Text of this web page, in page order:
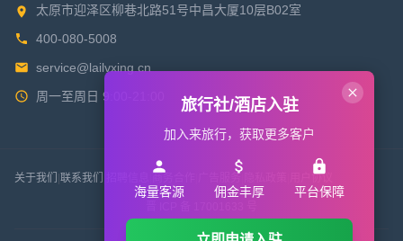
太原市迎泽区柳巷北路51号中昌大厦10层B02室
400-080-5008
service@lailvxing.cn
周一至周日 9:00-21:00
关于我们 联系我们 用户协议
旅行社/酒店入驻
加入来旅行，获取更多客户
海量客源 佣金丰厚 平台保障